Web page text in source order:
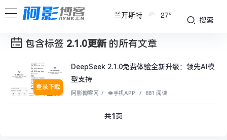
兰开斯特 27°
搜索
包含标签 2.1.0更新 的所有文章
登录下载
DeepSeek 2.1.0免费体验全新升级：领先AI模
型支持
阿影博客网 / 👁︎手机APP / 881 阅读
共1 页